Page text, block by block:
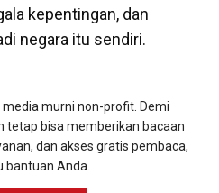
kepentingan, dan
negara itu sendiri.
media murni non-profit. Demi
tetap bisa memberikan bacaan
dan akses gratis pembaca,
bantuan Anda.